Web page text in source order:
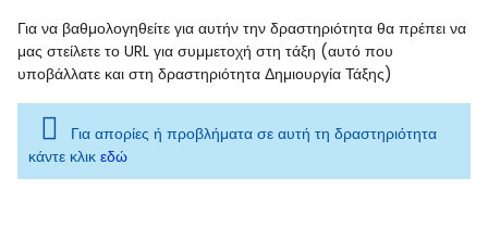
Για να βαθμολογηθείτε για αυτήν την δραστηριότητα θα πρέπει να
μας στείλετε το URL για συμμετοχή στη τάξη (αυτό που
υποβάλλατε και στη δραστηριότητα Δημιουργία Τάξης)
Για απορίες ή προβλήματα σε αυτή τη δραστηριότητα
κάντε κλικ εδώ